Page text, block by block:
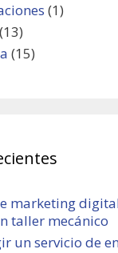
(1)
(13)
(15)
marketing
taller mecánico
un servicio de